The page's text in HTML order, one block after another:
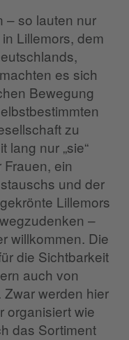
– so lauten nur
Lillemors, dem
es sich
Bewegung
zu
lang nur „sie“
ein
und der
Lillemors
–
willkommen. Die
die Sichtbarkeit
auch von
werden hier
organisiert wie
das Sortiment